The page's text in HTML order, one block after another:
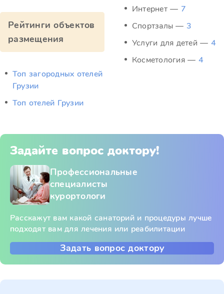
Рейтинги объектов
размещения
Топ загородных отелей
Грузии
Топ отелей Грузии
Интернет — 7
Спортзалы — 3
Услуги для детей — 4
Косметология — 4
Задайте вопрос доктору!
Профессиональные
специалисты
курортологи
Расскажут вам какой санаторий и процедуры лучше
подходят вам для лечения или реабилитации
Задать вопрос доктору